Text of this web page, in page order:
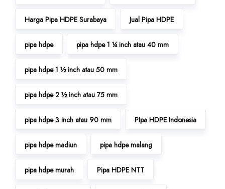
Harga Pipa HDPE Surabaya Jual Pipa HDPE
pipa hdpe pipa hdpe 1 ¼ inch atau 40 mm
pipa hdpe 1 ½ inch atau 50 mm
pipa hdpe 2 ½ inch atau 75 mm
pipa hdpe 3 inch atau 90 mm PIpa HDPE Indonesia
pipa hdpe madiun pipa hdpe malang
pipa hdpe murah Pipa HDPE NTT